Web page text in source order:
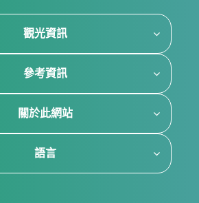
觀光資訊
參考資訊
關於此網站
語言